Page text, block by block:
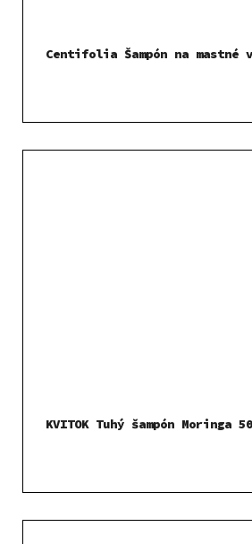
Centifolia Šampón na mastné
KVITOK Tuhý šampón Moringa